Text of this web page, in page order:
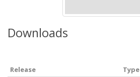
Downloads
Release Type